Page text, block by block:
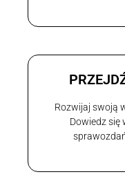
Rozwijaj swoją
Dowiedz się